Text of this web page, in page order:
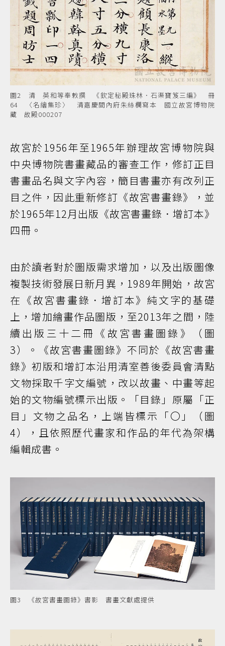
圖2 清 英和等奉敕撰 《欽定秘殿珠林．石渠寶笈三編》 冊
64 〈名繪集珍〉 清嘉慶間內府朱絲欄寫本 國立故宮博物院
藏 故殿000207
故宮於1956年至1965年辦理故宮博物院與
中央博物院書畫藏品的審查工作，修訂正目
書畫品名與文字內容，簡目書畫亦有改列正
目之件，因此重新修訂《故宮書畫錄》，並
於1965年12月出版《故宮書畫錄．增訂本》
四冊。
由於讀者對於圖版需求增加，以及出版圖像
複製技術發展日新月異，1989年開始，故宮
在《故宮書畫錄．增訂本》純文字的基礎
上，增加繪畫作品圖版，至2013年之間，陸
續出版三十二冊《故宮書畫圖錄》（圖
3）。《故宮書畫圖錄》不同於《故宮書畫
錄》初版和增訂本沿用清室善後委員會清點
文物採取千字文編號，改以故畫、中畫等起
始的文物編號標示出版。「目錄」原屬「正
目」文物之品名，上端皆標示「〇」（圖
4），且依照歷代畫家和作品的年代為架構
編輯成書。
圖3 《故宮書畫圖錄》書影 書畫文獻處提供